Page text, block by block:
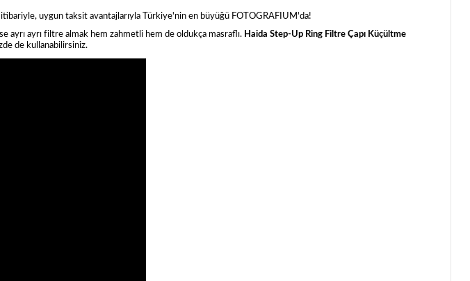
uygun taksit avantajlarıyla Türkiye'nin en büyüğü FOTOGRAFIUM'da!
ayrı ayrı filtre almak hem zahmetli hem de oldukça masraflı. Haida Step-Up Ring Filtre Çapı Küçültme
de kullanabilirsiniz.